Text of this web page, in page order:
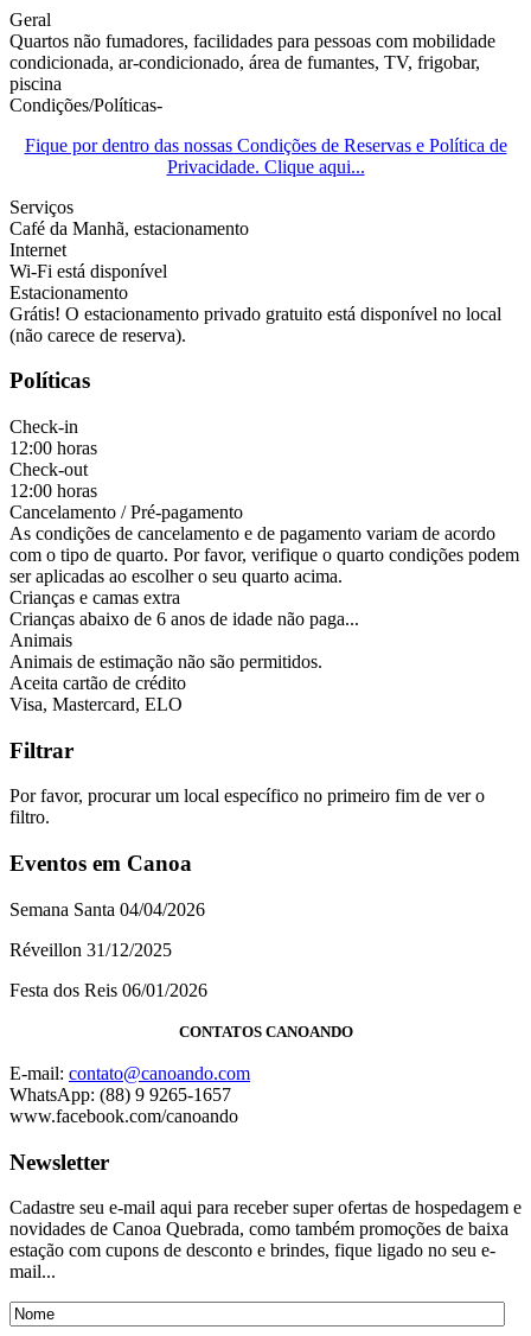
Geral
Quartos não fumadores, facilidades para pessoas com mobilidade
condicionada, ar-condicionado, área de fumantes, TV, frigobar,
piscina
Condições/Políticas-
Fique por dentro das nossas Condições de Reservas e Política de
Privacidade. Clique aqui...
Serviços
Café da Manhã, estacionamento
Internet
Wi-Fi está disponível
Estacionamento
Grátis! O estacionamento privado gratuito está disponível no local
(não carece de reserva).
Políticas
Check-in
12:00 horas
Check-out
12:00 horas
Cancelamento / Pré-pagamento
As condições de cancelamento e de pagamento variam de acordo
com o tipo de quarto. Por favor, verifique o quarto condições podem
ser aplicadas ao escolher o seu quarto acima.
Crianças e camas extra
Crianças abaixo de 6 anos de idade não paga...
Animais
Animais de estimação não são permitidos.
Aceita cartão de crédito
Visa, Mastercard, ELO
Filtrar
Por favor, procurar um local específico no primeiro fim de ver o
filtro.
Eventos em Canoa
Semana Santa 04/04/2026
Réveillon 31/12/2025
Festa dos Reis 06/01/2026
CONTATOS CANOANDO
E-mail: contato@canoando.com
WhatsApp: (88) 9 9265-1657
www.facebook.com/canoando
Newsletter
Cadastre seu e-mail aqui para receber super ofertas de hospedagem e
novidades de Canoa Quebrada, como também promoções de baixa
estação com cupons de desconto e brindes, fique ligado no seu e-
mail...